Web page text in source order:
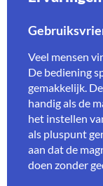
Veel mensen
De bediening
gemakkelijk.
handig als de
het instellen
als pluspunt
aan dat de
doen zonder